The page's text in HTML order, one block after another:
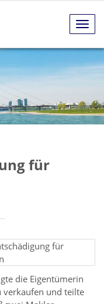
für
die Eigentümerin
verkaufen und teilte